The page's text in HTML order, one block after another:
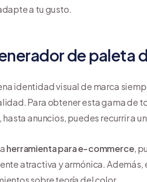
a tu gusto.
de paleta
identidad visual de marca
Para obtener esta gama de
hasta anuncios, puedes recurrir a un
herramienta para e-commerce,
atractiva y armónica. Además,